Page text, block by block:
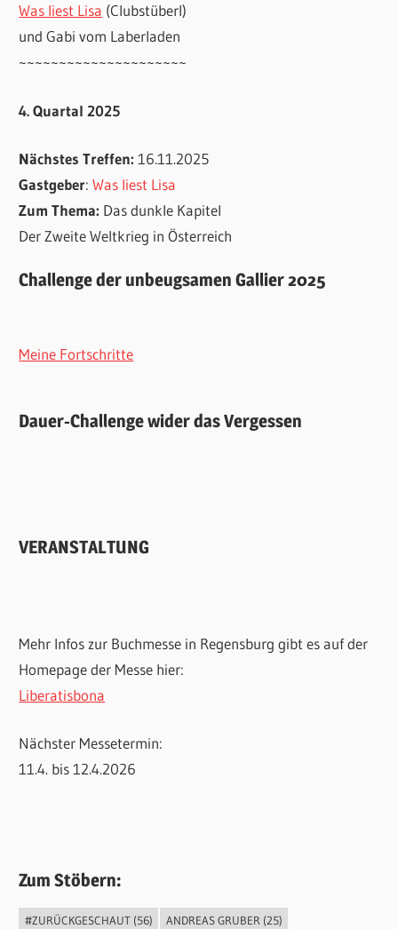
Was liest Lisa (Clubstüberl)
und Gabi vom Laberladen
~~~~~~~~~~~~~~~~~~~~~
4. Quartal 2025
Nächstes Treffen:16.11.2025
Gastgeber:Was liest Lisa
Zum Thema: Das dunkle Kapitel
Der Zweite Weltkrieg in Österreich
Challenge der unbeugsamen Gallier 2025
Meine Fortschritte
Dauer-Challenge wider das Vergessen
VERANSTALTUNG
Mehr Infos zur Buchmesse in Regensburg gibt es auf der
Homepage der Messe hier:
Liberatisbona
Nächster Messetermin:
11.4. bis 12.4.2026
Zum Stöbern:
#ZURÜCKGESCHAUT(56) ANDREAS GRUBER (25)